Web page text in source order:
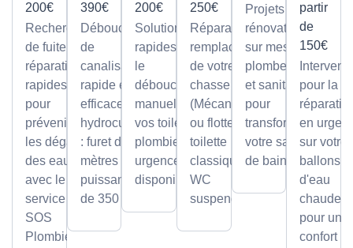
200€
Recherche
de fuite et
réparation
rapides
pour
prévenir
les dégâts
des eaux
avec le
service
SOS
Plombier
390€
Débouchage
de
canalisation
rapide et
efficace par
hydrocurage
: furet de 100
mètres et
puissance
de 350 bars.
200€
Solutions
rapides pour
le
débouchage
manuel de
vos toilettes,
plombier en
urgence
disponible.
250€
Réparation et
remplacement
de votre
chasse d'eau
(Mécanisme
ou flotteur) sur
toilette
classique ou
WC
suspendu.
Projets de
rénovation
sur mesure
plomberie
et sanitaire
pour
transformer
votre salle
de bain.
partir
de
150€
pour la
en
sur votre
ballons
d'eau
chaude,
pour un
confort